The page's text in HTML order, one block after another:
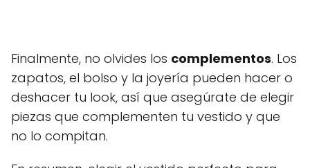
Finalmente, no olvides los complementos. Los
zapatos, el bolso y la joyería pueden hacer o
deshacer tu look, así que asegúrate de elegir
piezas que complementen tu vestido y que
no lo compitan.